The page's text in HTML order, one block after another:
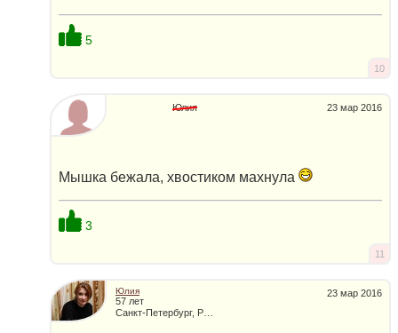
5
10
23 мар 2016
Юлия
Мышка бежала, хвостиком махнула
3
11
23 мар 2016
Юлия
57 лет